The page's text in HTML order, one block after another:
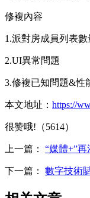
修複內容
1.派對房成員列表數
2.UI異常問題
3.修複已知問題&性
本文地址： https://
很赞哦!（5614）
上一篇： “媒體+”
下一篇： 數字技術